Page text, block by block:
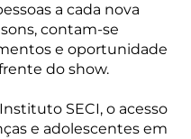
a cada nova
contam-se
e oportunidade
do show.
SECI, o acesso
e adolescentes em